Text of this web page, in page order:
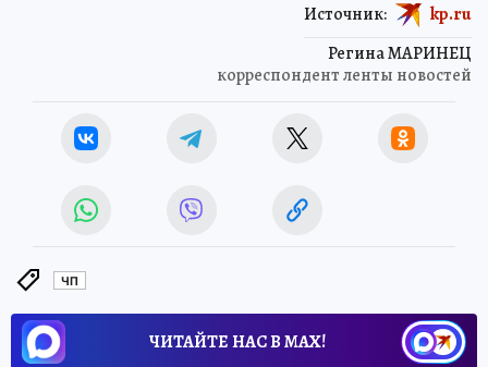
Регина МАРИНЕЦ
корреспондент ленты новостей
Источник: kp.ru
ЧП
ЧИТАЙТЕ НАС В МАХ!